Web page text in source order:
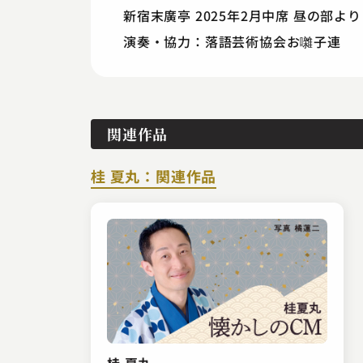
新宿末廣亭 2025年2月中席 昼の部より
演奏・協力：落語芸術協会お囃子連
関連作品
桂 夏丸：関連作品